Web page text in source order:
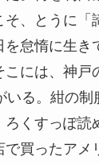
そ、とうに「
を怠惰に生き
こには、神戸
いる。紺の制
ろくすっぽ読
買ったアメ